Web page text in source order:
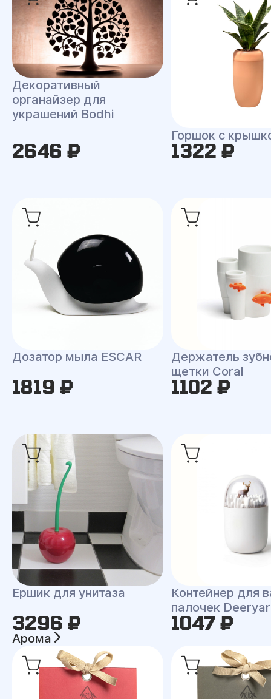
Декоративный
органайзер для
украшений Bodhi
2646 ₽
Горшок с
1322 ₽
Дозатор мыла ESCAR
1819 ₽
Держатель
щетки Coral
1102 ₽
Ершик для унитаза
3296 ₽
Контейнер для
палочек
1047 ₽
Арома